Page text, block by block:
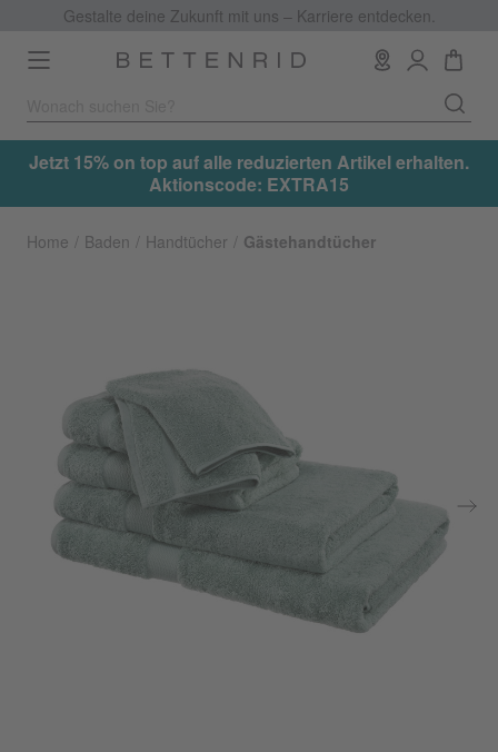
Gestalte deine Zukunft mit uns – Karriere entdecken.
Toggle
navigation
Jetzt 15% on top auf alle reduzierten Artikel erhalten.
Aktionscode: EXTRA15
Home Baden Handtücher Gästehandtücher